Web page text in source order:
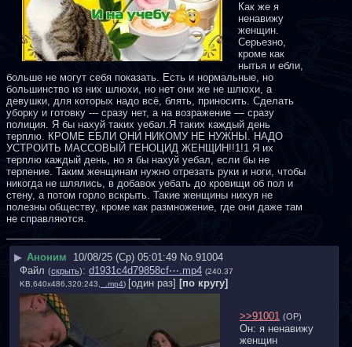
Как же я
ненавижу
женщин.
Серьезно,
кроме как
нытья и ебли,
больше не могут себя показать. Есть и нормальные, но
большинство из них шлюхи, но нет они же не шлюхи, а
девушки, для которых надо всё, блять, приносить. Сделать
уборку и готовку --- сразу нет, а на возражение — сразу
полиция. Я бы нахуй таких уебал.Я таких каждый день
терплю. КРОМЕ ЕБЛИ ОНИ НИКОМУ НЕ НУЖНЫ. НАДО
УСТРОИТЬ МАССОВЫЙ ГЕНОЦИД ЖЕНЩИН!!1!1 Я их
терплю каждый день, но я бы нахуй уебал, если бы не
терпение. Таким женщинам нужно отрезать руки и ноги, чтобы
никогда не шлялись, в добавок уебать до кровищи об пол и
стену, а потом горло вскрыть. Такие женщины нихуя не
полезны обществу, кроме как размножение, где они даже там
не справляются.
▶ Аноним 10/08/25 (Ср) 05:01:49 No. 91004
Файл (скрыть): d1931c4d79858cf⋯.mp4 (240.37
KB,640x486,320:243, _.mp4) [один раз] [по кругу]
>>91001 (OP)
Он: я ненавижу
женщин